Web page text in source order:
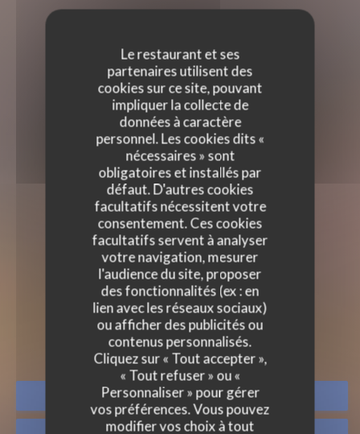
Le restaurant et ses
partenaires utilisent des
cookies sur ce site, pouvant
impliquer la collecte de
données à caractère
personnel. Les cookies dits «
nécessaires » sont
obligatoires et installés par
défaut. D'autres cookies
facultatifs nécessitent votre
consentement. Ces cookies
facultatifs servent à analyser
votre navigation, mesurer
l'audience du site, proposer
des fonctionnalités (ex : en
lien avec les réseaux sociaux)
ou afficher des publicités ou
contenus personnalisés.
Cliquez sur « Tout accepter »,
« Tout refuser » ou «
Personnaliser » pour gérer
vos préférences. Vous pouvez
modifier vos choix à tout
BONG 15 EME
BONG 15 EME
|PARIS
RÉSERVER